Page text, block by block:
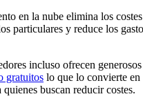
en la nube elimina los
particulares y reduce los
incluso ofrecen generosos
gratuitos lo que lo convierte en
buscan reducir costes.